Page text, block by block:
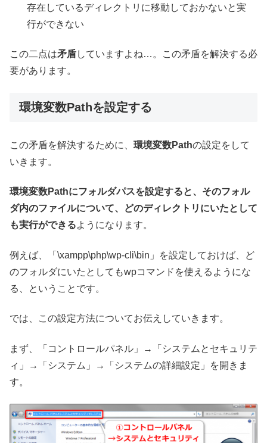
存在しているディレクトリに移動しておかないと実
行ができない
この二点は矛盾していますよね…。この矛盾を解決する必
要があります。
環境変数Pathを設定する
この矛盾を解決するために、 環境変数Pathの設定をして
いきます。
環境変数Pathにフォルダパスを設定すると、そのフォル
ダ内のファイルについて、どのディレクトリにいたとして
も実行ができるようになります。
例えば、「\xampp\php\wp-cli\bin」を設定しておけば、ど
のフォルダにいたとしてもwpコマンドを使えるようにな
る、ということです。
では、この設定方法についてお伝えしていきます。
まず、「コントロールパネル」→「システムとセキュリテ
ィ」→「システム」→「システムの詳細設定」を開きま
す。